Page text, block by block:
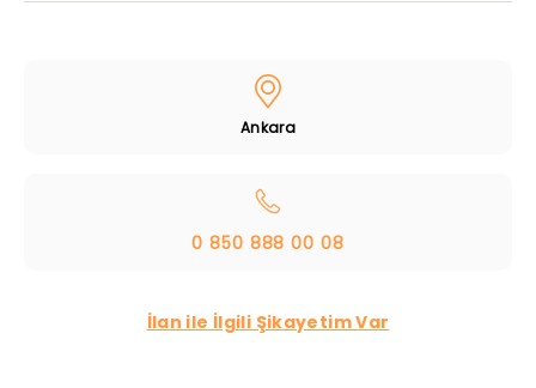
Ankara
0 850 888 00 08
İlan ile İlgili Şikayetim Var